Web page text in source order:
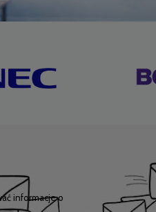
informacje o